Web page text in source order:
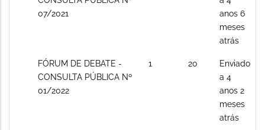
posts
07/2021
anos 6
meses
atrás
Sem
novos
posts
FÓRUM DE DEBATE -
CONSULTA PÚBLICA Nº
01/2022
1 20
Enviado
a 4
anos 2
meses
atrás